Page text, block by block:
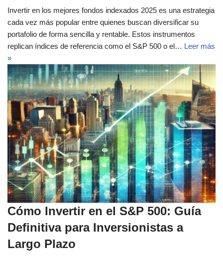
Invertir en los mejores fondos indexados 2025 es una estrategia
cada vez más popular entre quienes buscan diversificar su
portafolio de forma sencilla y rentable. Estos instrumentos
replican índices de referencia como el S&P 500 o el… Leer más
»
Cómo Invertir en el S&P 500: Guía
Definitiva para Inversionistas a
Largo Plazo